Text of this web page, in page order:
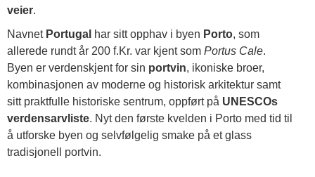
veier.
Navnet Portugal har sitt opphav i byen Porto, som
allerede rundt år 200 f.Kr. var kjent som Portus Cale.
Byen er verdenskjent for sin portvin, ikoniske broer,
kombinasjonen av moderne og historisk arkitektur samt
sitt praktfulle historiske sentrum, oppført på UNESCOs
verdensarvliste. Nyt den første kvelden i Porto med tid til
å utforske byen og selvfølgelig smake på et glass
tradisjonell portvin.